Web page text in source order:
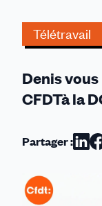
Télétravail
Denis
CFDTà la
Partager :